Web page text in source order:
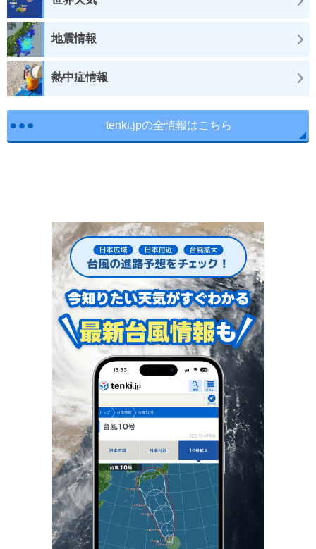
地震情報
熱中症情報
tenki.jpの全情報はこちら